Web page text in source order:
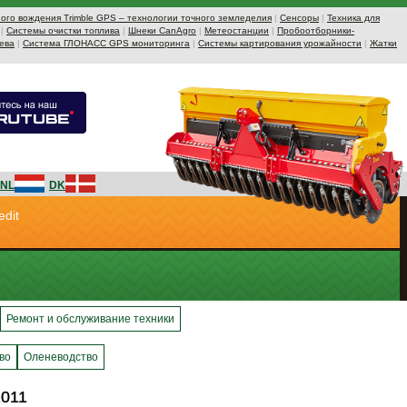
вождения Trimble GPS – технологии точного земледелия | Сенсоры | Техника для
| Системы очистки топлива | Шнеки CanAgro | Метеостанции | Пробоотборники-
| Система ГЛОНАСС GPS мониторинга | Системы картирования урожайности | Жатки
NL DK
Ремонт и обслуживание техники
Оленеводство